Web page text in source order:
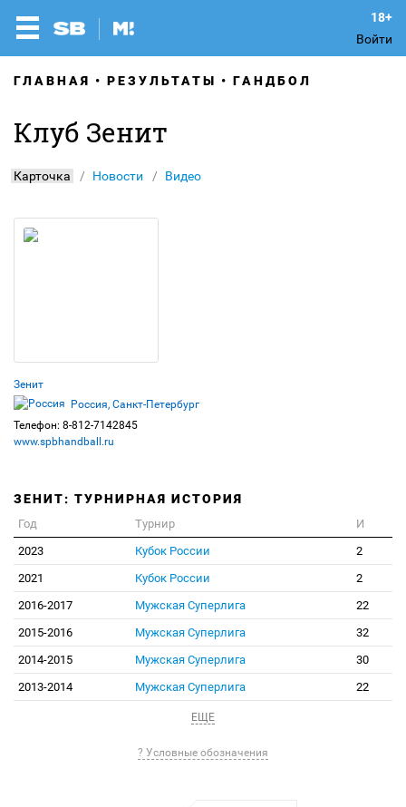
Войти
ГЛАВНАЯ РЕЗУЛЬТАТЫ ГАНДБОЛ
Клуб Зенит
Карточка Новости Видео
Зенит
Россия, Санкт-Петербург
Телефон: 8-812-7142845
www.spbhandball.ru
ЗЕНИТ: ТУРНИРНАЯ ИСТОРИЯ
Год Турнир
И
2023
Кубок России
2
2021
Кубок России
2
2016-2017
Мужская Суперлига
22
2015-2016
Мужская Суперлига
32
2014-2015
Мужская Суперлига
30
2013-2014
Мужская Суперлига 22
ЕЩЕ
? Условные обозначения